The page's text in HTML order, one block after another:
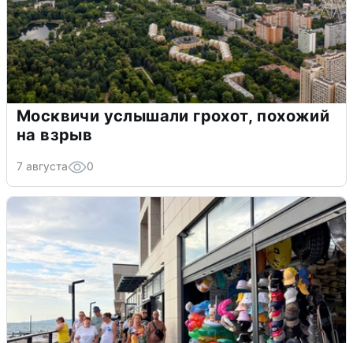
Москвичи услышали грохот, похожий
на взрыв
7 августа 0